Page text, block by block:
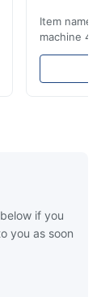
Item name
machine 4-
max format
choose
if you
you as soon